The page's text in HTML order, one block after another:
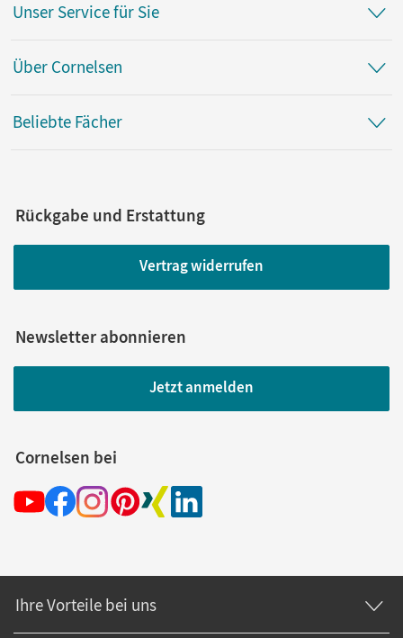
Unser Service für Sie
Über Cornelsen
Beliebte Fächer
Rückgabe und Erstattung
Vertrag widerrufen
Newsletter abonnieren
Jetzt anmelden
Cornelsen bei
Ihre Vorteile bei uns